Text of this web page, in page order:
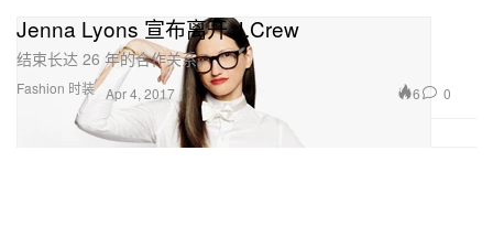
Fashion 时装
Jenna Lyons 宣布离开 J.Crew
结束长达 26 年的合作关系。
Apr 4, 2017 6 0